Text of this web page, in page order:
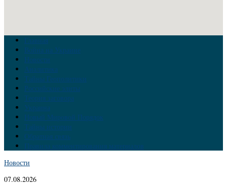
Главная
Война на Украине
Новости
Аналитика
Тайны Геополитики
Российские элиты
Теория заговора
Украина
Новый Мировой Порядок
Тайны истории
Обратная связь
Правила комментирования материалов
Новости
07.08.2026